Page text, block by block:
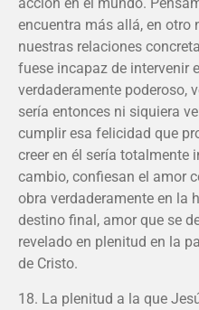
encuentra más allá, en otro
nuestras relaciones
fuese incapaz de intervenir
verdaderamente poderoso,
sería entonces ni siquiera
cumplir esa felicidad que
creer en él sería totalmente
cambio, confiesan el amor
obra verdaderamente en la
destino final, amor que se
revelado en plenitud en la
de Cristo.
18. La plenitud a la que